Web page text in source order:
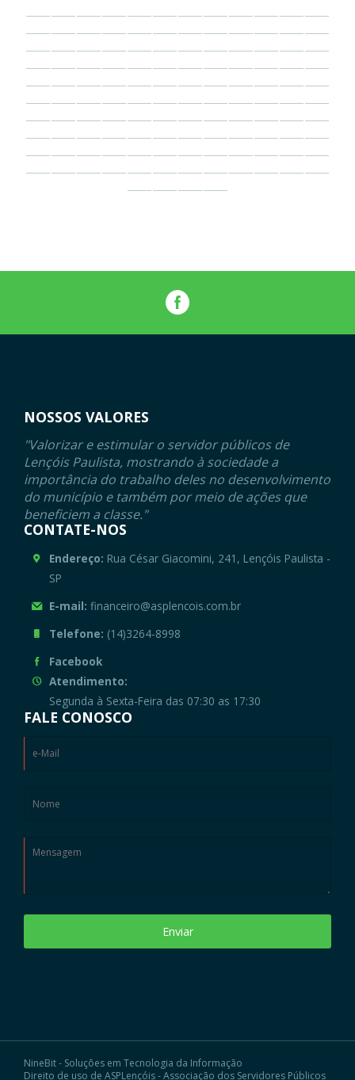
NOSSOS VALORES
"Valorizar e estimular o servidor públicos de
Lençóis Paulista, mostrando à sociedade a
importância do trabalho deles no desenvolvimento
do município e também por meio de ações que
beneficiem a classe."
CONTATE-NOS
Endereço: Rua César Giacomini, 241, Lençóis Paulista -
SP
E-mail: financeiro@asplencois.com.br
Telefone: (14)3264-8998
Facebook
Atendimento:
Segunda à Sexta-Feira das 07:30 as 17:30
FALE CONOSCO
Enviar
NineBit - Soluções em Tecnologia da Informação
Direito de uso de ASPLençóis - Associação dos Servidores Públicos